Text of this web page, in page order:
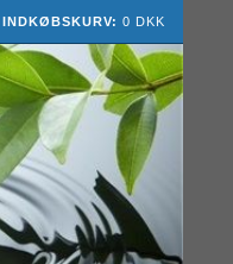
INDKØBSKURV: 0 DKK